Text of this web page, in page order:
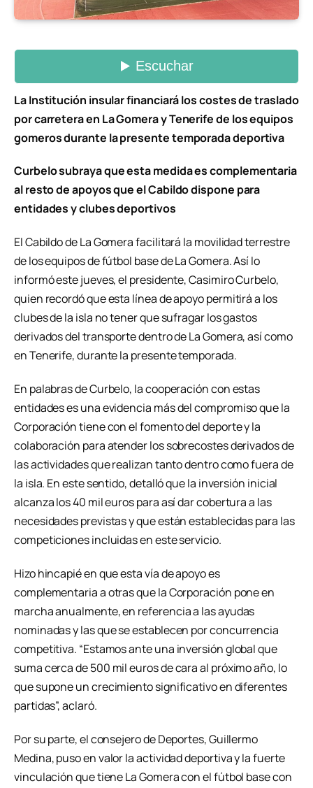
La Institución insular financiará los costes de traslado
por carretera en La Gomera y Tenerife de los equipos
gomeros durante la presente temporada deportiva
Curbelo subraya que esta medida es complementaria
al resto de apoyos que el Cabildo dispone para
entidades y clubes deportivos
El Cabildo de La Gomera facilitará la movilidad terrestre
de los equipos de fútbol base de La Gomera. Así lo
informó este jueves, el presidente, Casimiro Curbelo,
quien recordó que esta línea de apoyo permitirá a los
clubes de la isla no tener que sufragar los gastos
derivados del transporte dentro de La Gomera, así como
en Tenerife, durante la presente temporada.
En palabras de Curbelo, la cooperación con estas
entidades es una evidencia más del compromiso que la
Corporación tiene con el fomento del deporte y la
colaboración para atender los sobrecostes derivados de
las actividades que realizan tanto dentro como fuera de
la isla. En este sentido, detalló que la inversión inicial
alcanza los 40 mil euros para así dar cobertura a las
necesidades previstas y que están establecidas para las
competiciones incluidas en este servicio.
Hizo hincapié en que esta vía de apoyo es
complementaria a otras que la Corporación pone en
marcha anualmente, en referencia a las ayudas
nominadas y las que se establecen por concurrencia
competitiva. “Estamos ante una inversión global que
suma cerca de 500 mil euros de cara al próximo año, lo
que supone un crecimiento significativo en diferentes
partidas”, aclaró.
Por su parte, el consejero de Deportes, Guillermo
Medina, puso en valor la actividad deportiva y la fuerte
vinculación que tiene La Gomera con el fútbol base con